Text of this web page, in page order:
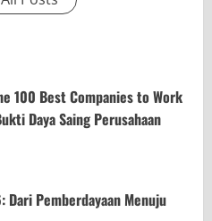
100 Best Companies to Work
Daya Saing Perusahaan
Pemberdayaan Menuju